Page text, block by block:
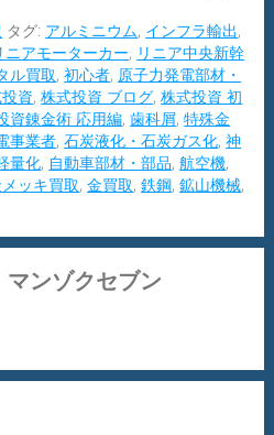
タグ: アルミニウム, インフラ輸出,
ニアモーターカー, リニア中央新幹
ル買取,初心者, 原子力発電部材・
資,株式投資 ブログ,株式投資 初
資錬金術 応用編,歯科屑,特殊金
事業者,石炭液化・石炭ガス化,神
量化, 自動車部材・部品,航空機,
ッキ買取,金買取,鉄鋼,鉱山機械,
ンゾクセブン